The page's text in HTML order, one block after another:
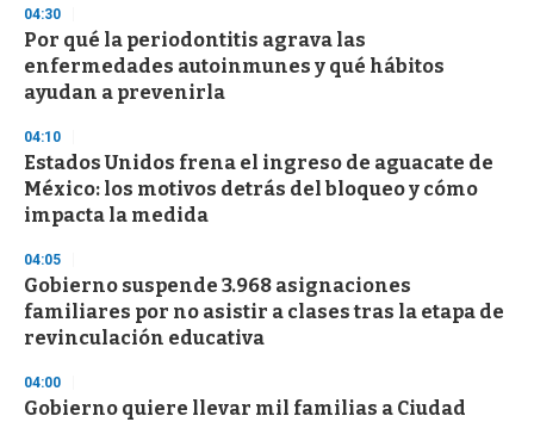
s
e
c
o
n
04:30
Por qué la periodontitis agrava las
enfermedades autoinmunes y qué hábitos
ayudan a prevenirla
04:10
Estados Unidos frena el ingreso de aguacate de
México: los motivos detrás del bloqueo y cómo
impacta la medida
04:05
Gobierno suspende 3.968 asignaciones
familiares por no asistir a clases tras la etapa de
revinculación educativa
04:00
Gobierno quiere llevar mil familias a Ciudad